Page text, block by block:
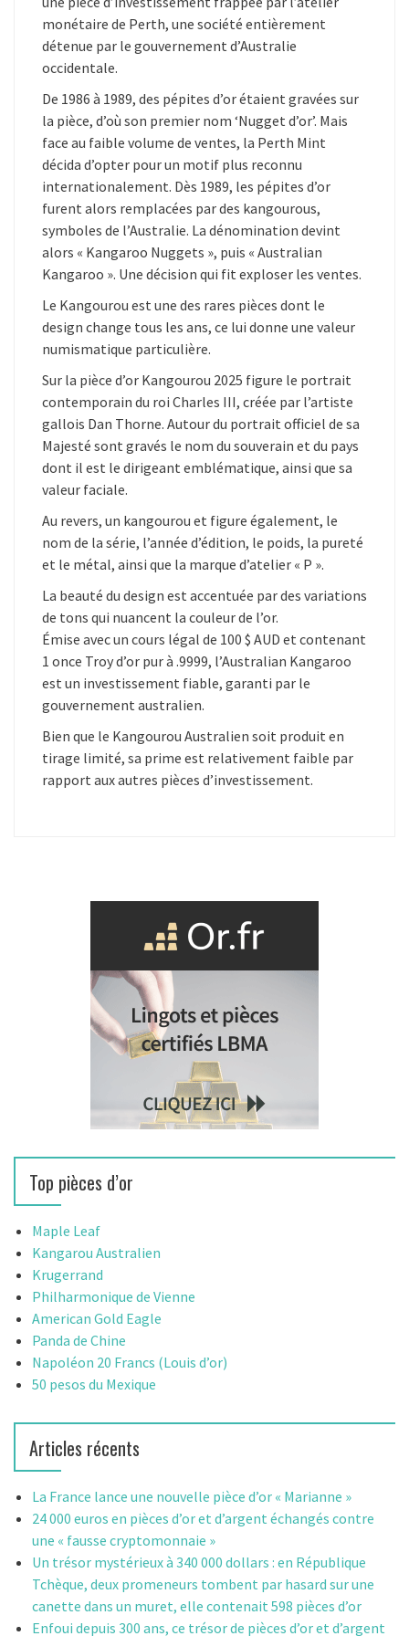
M
A
I
N
N
A
N
T
>
>
>
monétaire de Perth, une société entièrement
détenue par le gouvernement d’Australie
occidentale.
De 1986 à 1989, des pépites d’or étaient gravées sur
la pièce, d’où son premier nom ‘Nugget d’or’. Mais
face au faible volume de ventes, la Perth Mint
décida d’opter pour un motif plus reconnu
internationalement. Dès 1989, les pépites d’or
furent alors remplacées par des kangourous,
symboles de l’Australie. La dénomination devint
alors « Kangaroo Nuggets », puis « Australian
Kangaroo ». Une décision qui fit exploser les ventes.
Le Kangourou est une des rares pièces dont le
design change tous les ans, ce lui donne une valeur
numismatique particulière.
Sur la pièce d’or Kangourou 2025 figure le portrait
contemporain du roi Charles III, créée par l’artiste
gallois Dan Thorne. Autour du portrait officiel de sa
Majesté sont gravés le nom du souverain et du pays
dont il est le dirigeant emblématique, ainsi que sa
valeur faciale.
Au revers, un kangourou et figure également, le
nom de la série, l’année d’édition, le poids, la pureté
et le métal, ainsi que la marque d’atelier « P ».
La beauté du design est accentuée par des variations
de tons qui nuancent la couleur de l’or.
Émise avec un cours légal de 100 $ AUD et contenant
1 once Troy d’or pur à .9999, l’Australian Kangaroo
est un investissement fiable, garanti par le
gouvernement australien.
Bien que le Kangourou Australien soit produit en
tirage limité, sa prime est relativement faible par
rapport aux autres pièces d’investissement.
Top pièces d’or
Maple Leaf
Kangarou Australien
Krugerrand
Philharmonique de Vienne
American Gold Eagle
Panda de Chine
Napoléon 20 Francs (Louis d’or)
50 pesos du Mexique
Articles récents
La France lance une nouvelle pièce d’or « Marianne »
24 000 euros en pièces d’or et d’argent échangés contre
une « fausse cryptomonnaie »
Un trésor mystérieux à 340 000 dollars : en République
Tchèque, deux promeneurs tombent par hasard sur une
canette dans un muret, elle contenait 598 pièces d’or
Enfoui depuis 300 ans, ce trésor de pièces d’or et d’argent